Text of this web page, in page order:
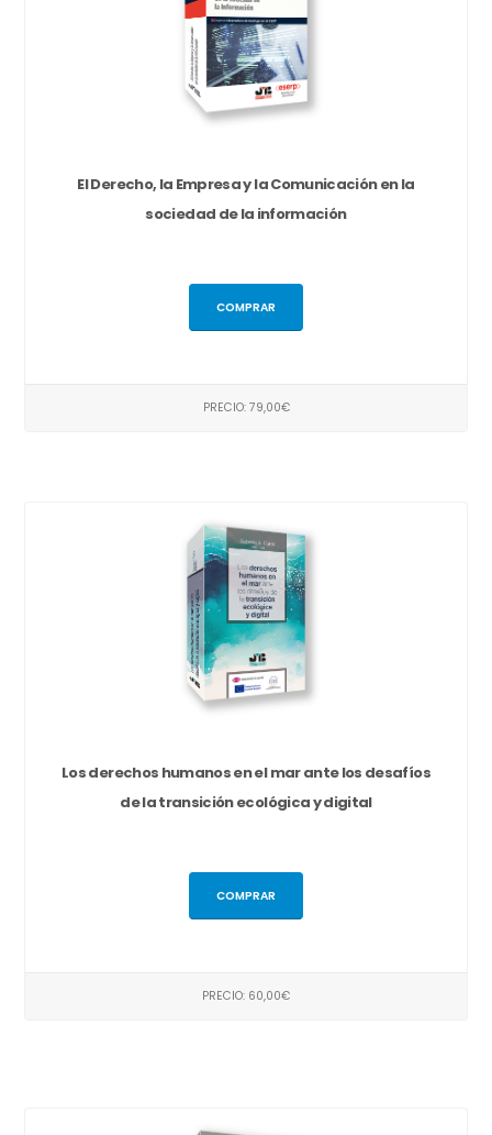
El Derecho, la Empresa y la Comunicación en la
sociedad de la información
COMPRAR
PRECIO: 79,00€
Los derechos humanos en el mar ante los desafíos
de la transición ecológica y digital
COMPRAR
PRECIO: 60,00€